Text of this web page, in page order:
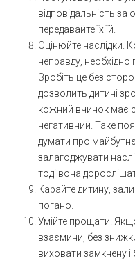
відповідальність за
передавайте їх їй.
Оцінюйте наслідки.
неправду, необхідно
Зробіть це без
дозволить дитині
кожний вчинок має
негативний. Таке
думати про
залагоджувати
тоді вона
Карайте дитину,
погано.
Умійте прощати.
взаємини, без
виховати замкнену